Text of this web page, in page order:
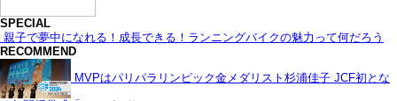
SPECIAL
親子で夢中になれる！成長できる！ランニングバイクの魅力って何だろう
RECOMMEND
MVPはパリパラリンピック金メダリスト杉浦佳子 JCF初とな